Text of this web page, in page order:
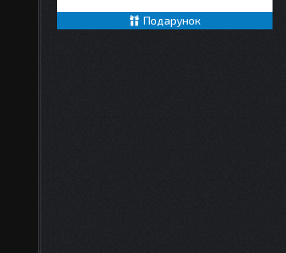
Подарунок